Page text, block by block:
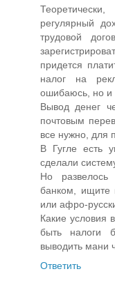
регулярный
трудовой
придется
налог на
ошибаюсь, но и
Вывод денег
почтовым
все нужно, для
В Гугле есть
сделали
Но развелось
банком, ищите
или афро-
Какие условия
быть налоги
выводить мани
Ответить